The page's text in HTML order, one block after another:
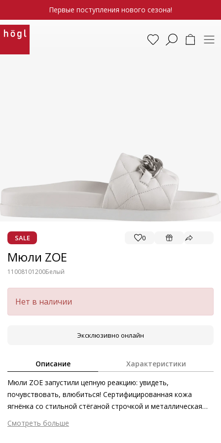
Первые поступления нового сезона!
SALE 0
Мюли ZOE
11008101200Белый
Нет в наличии
Эксклюзивно онлайн
Описание Характеристики
Мюли ZOE запустили цепную реакцию: увидеть,
почувствовать, влюбиться! Сертифицированная кожа
ягнёнка со стильной стёганой строчкой и металлическая
цепочка подчёркивают лаконичность этой
экстравагантной, на первый взгляд, модели. О
Смотреть больше